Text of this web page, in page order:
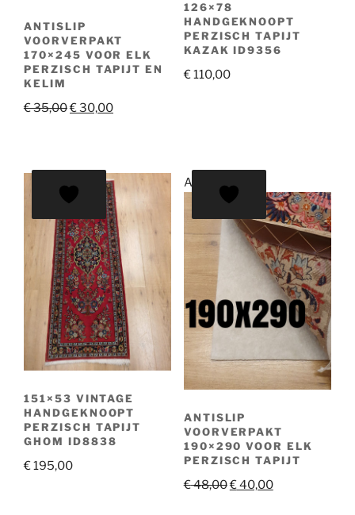
ANTISLIP
VOORVERPAKT
170×245 VOOR ELK
PERZISCH TAPIJT EN
KELIM
€35,00Oorspronkelijke
€30,00Huidige
126×78
HANDGEKNOOPT
PERZISCH TAPIJT
KAZAK ID9356
€110,00
151×53 VINTAGE
HANDGEKNOOPT
PERZISCH TAPIJT
GHOM ID8838
€195,00
Aanbieding!
ANTISLIP
VOORVERPAKT
190×290 VOOR ELK
PERZISCH TAPIJT
€48,00Oorspronkelijke
€40,00Huidige